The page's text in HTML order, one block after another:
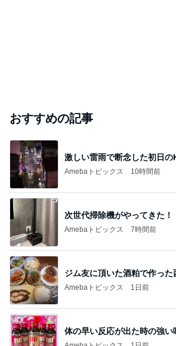
おすすめの記事
激しい雷雨で断念した初日の
Amebaトピックス 10時間前
次世代掃除機がやってきた！
Amebaトピックス 7時間前
ジム友に頂いた酒粕で作った
Amebaトピックス 1日前
体の早い反応が出た時の強い